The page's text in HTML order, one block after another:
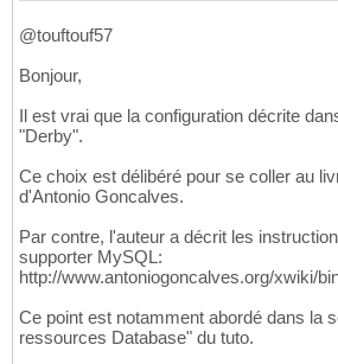
@touftouf57
Bonjour,
Il est vrai que la configuration décrite
"Derby".
Ce choix est délibéré pour se coller au
d'Antonio Goncalves.
Par contre, l'auteur a décrit les
supporter MySQL:
http://www.antoniogoncalves.org/xwiki/
Ce point est notamment abordé dans la
ressources Database" du tuto.